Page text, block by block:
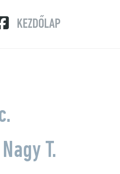
KEZDŐLAP
T.